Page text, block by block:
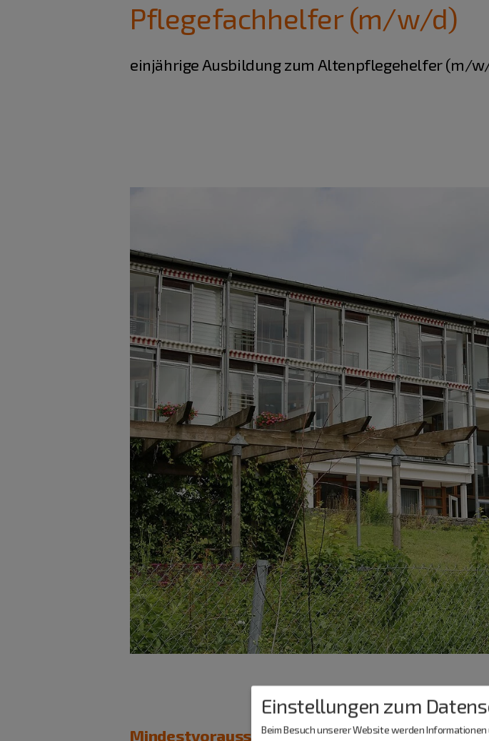
Pflegefachhelfer (m/w/d)
einjährige Ausbildung zum Altenpflegehelfer (m/
Mindestvoraussetzung
Einstellungen zum
Beim Besuch unserer Website werden